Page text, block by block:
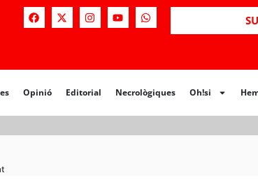
Opinió Editorial Necrològiques Oh!si
Opinió Editorial Necrològiques